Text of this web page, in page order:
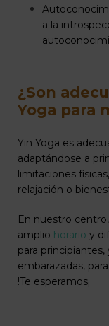
a la
¿Son
Yoga para
Yin Yoga es
adaptándose a
limitaciones
relajación o
En nuestro centro,
amplio horario y
para
embarazadas,
!Te esperamos¡